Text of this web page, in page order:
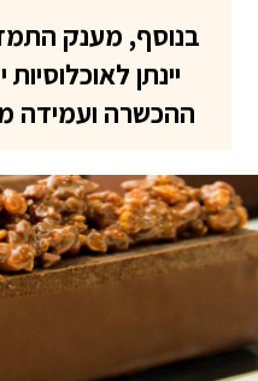
יינתן
ההכשרה ועמידה